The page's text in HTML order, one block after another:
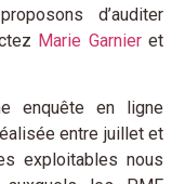
d’auditer
Marie Garnieret
enquête en ligne
entre juillet et
exploitables nous